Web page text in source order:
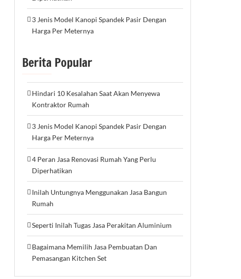
3 Jenis Model Kanopi Spandek Pasir Dengan
Harga Per Meternya
Berita Popular
Hindari 10 Kesalahan Saat Akan Menyewa
Kontraktor Rumah
3 Jenis Model Kanopi Spandek Pasir Dengan
Harga Per Meternya
4 Peran Jasa Renovasi Rumah Yang Perlu
Diperhatikan
Inilah Untungnya Menggunakan Jasa Bangun
Rumah
Seperti Inilah Tugas Jasa Perakitan Aluminium
Bagaimana Memilih Jasa Pembuatan Dan
Pemasangan Kitchen Set